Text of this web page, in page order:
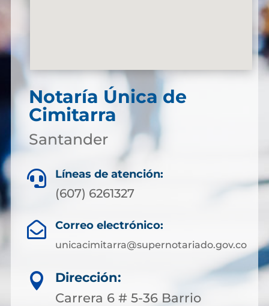
Notaría Única de
Cimitarra
Santander
 Líneas de atención:
(607) 6261327
 Correo electrónico:
unicacimitarra@supernotariado.gov.co

Dirección:
Carrera 6 # 5-36 Barrio